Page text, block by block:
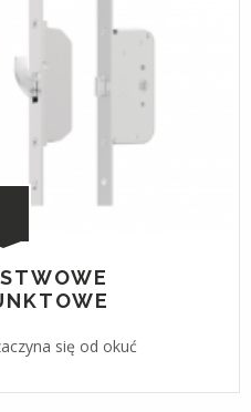
się od okuć